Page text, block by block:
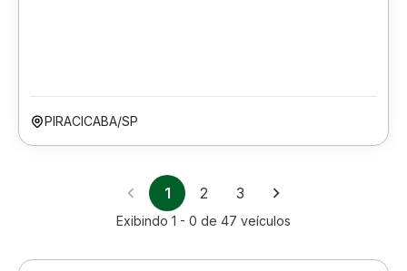
PIRACICABA/SP
1 2 3
Exibindo 1 - 0 de 47 veículos